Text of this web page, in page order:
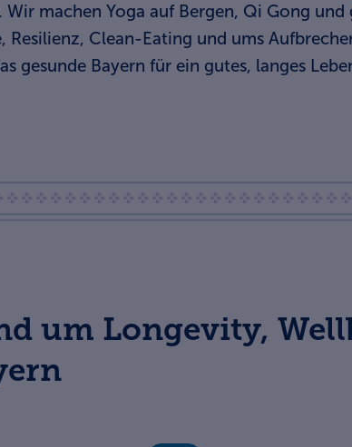
Wir machen Yoga auf Bergen, Qi Gong und
Resilienz, Clean-Eating und ums
gesunde Bayern für ein gutes, langes
um Longevity,